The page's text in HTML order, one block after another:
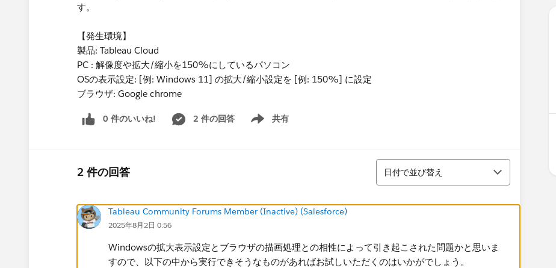
す。
【発生環境】
製品: Tableau Cloud
PC : 解像度や拡大/縮小を150%にしているパソコン
OSの表示設定: [例: Windows 11] の拡大/縮小設定を [例: 150%] に設定
ブラウザ: Google chrome
0 件のいいね! 2 件の回答 共有
Show menu
2 件の回答
並び替え
日付で並び替え
Tableau Community Forums Member (Inactive) (Salesforce)
2025年8月2日 0:56
Windowsの拡大表示設定とブラウザの描画処理との相性によって引き起こされた問題かと思いま
すので、以下の中から実行できそうなものがあればお試しいただくのはいかがでしょう。